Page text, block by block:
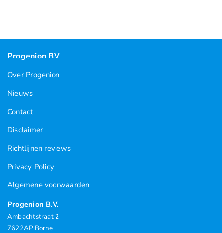
Progenion BV
Over Progenion
Nieuws
Contact
Disclaimer
Richtlijnen reviews
Privacy Policy
Algemene voorwaarden
Progenion B.V.
Ambachtstraat 2
7622AP Borne